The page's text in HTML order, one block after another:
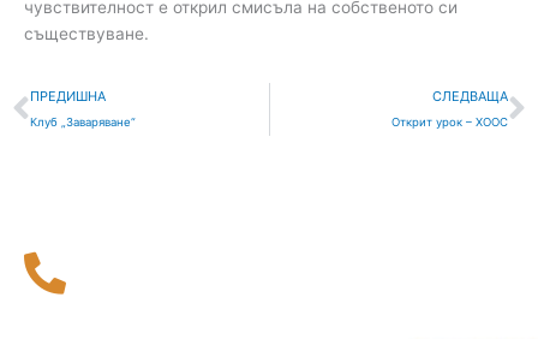
чувствителност е открил смисъла на собственото си
съществуване.
Prev
ПРЕДИШНА
Клуб „Заваряване“
СЛЕДВАЩА
Открит урок – ХООС
116 111